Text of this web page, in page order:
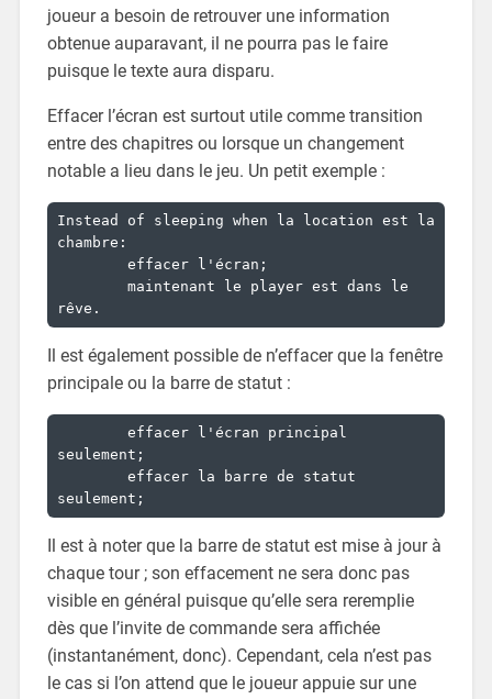
joueur a besoin de retrouver une information
obtenue auparavant, il ne pourra pas le faire
puisque le texte aura disparu.
Effacer l’écran est surtout utile comme transition
entre des chapitres ou lorsque un changement
notable a lieu dans le jeu. Un petit exemple :
Instead of sleeping when la location est la
chambre:
rêve.
Il est également possible de n’effacer que la fenêtre
principale ou la barre de statut :
seulement;
seulement;
Il est à noter que la barre de statut est mise à jour à
chaque tour ; son effacement ne sera donc pas
visible en général puisque qu’elle sera reremplie
dès que l’invite de commande sera affichée
(instantanément, donc). Cependant, cela n’est pas
le cas si l’on attend que le joueur appuie sur une